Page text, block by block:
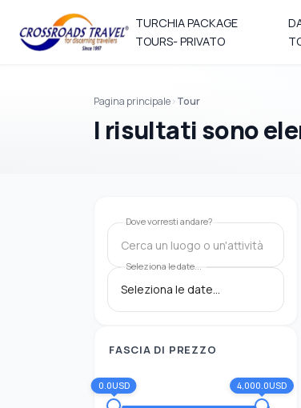
TURCHIA PACKAGE
TOURS- PRIVATO
Pagina principale Tour
I risultati sono
Dove vorresti andare?
Cerca un luogo o un'attività
Seleziona le date...
FASCIA DI PREZZO
0.0USD 4,000.0USD